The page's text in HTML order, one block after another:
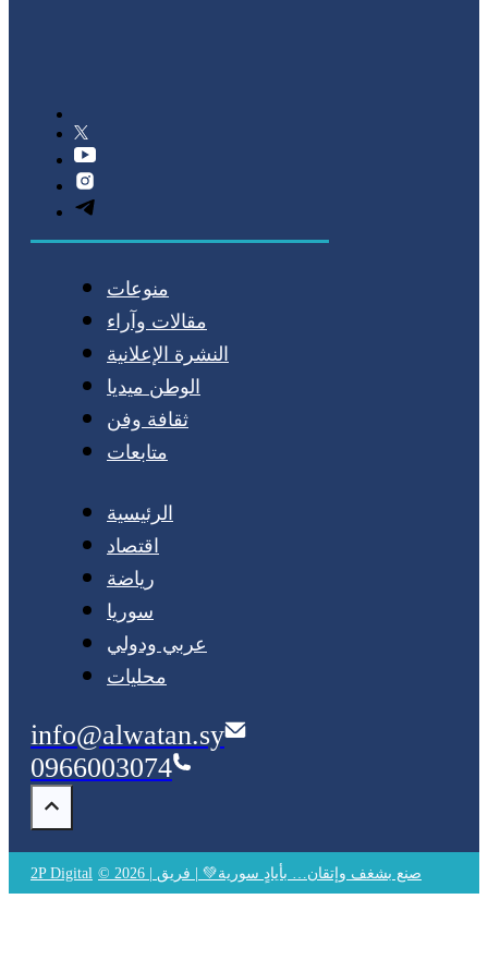
منوعات
مقالات وآراء
النشرة الإعلانية
الوطن ميديا
ثقافة وفن
متابعات
الرئيسية
اقتصاد
رياضة
سوريا
عربي ودولي
محليات
info@alwatan.sy
0966003074
2P Digital © 2026 | صنع بشغف وإتقان… بأيادٍ سورية💚 | فريق